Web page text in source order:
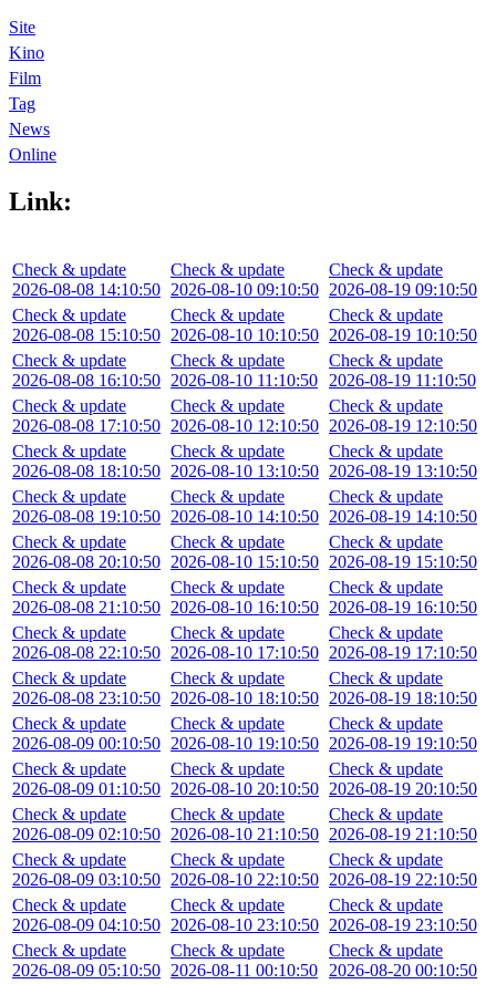
Site
Kino
Film
Tag
News
Online
Link:
Check & update
2026-08-08 14:10:50
Check & update
2026-08-08 15:10:50
Check & update
2026-08-08 16:10:50
Check & update
2026-08-08 17:10:50
Check & update
2026-08-08 18:10:50
Check & update
2026-08-08 19:10:50
Check & update
2026-08-08 20:10:50
Check & update
2026-08-08 21:10:50
Check & update
2026-08-08 22:10:50
Check & update
2026-08-08 23:10:50
Check & update
2026-08-09 00:10:50
Check & update
2026-08-09 01:10:50
Check & update
2026-08-09 02:10:50
Check & update
2026-08-09 03:10:50
Check & update
2026-08-09 04:10:50
Check & update
2026-08-09 05:10:50
Check & update
2026-08-10 09:10:50
Check & update
2026-08-10 10:10:50
Check & update
2026-08-10 11:10:50
Check & update
2026-08-10 12:10:50
Check & update
2026-08-10 13:10:50
Check & update
2026-08-10 14:10:50
Check & update
2026-08-10 15:10:50
Check & update
2026-08-10 16:10:50
Check & update
2026-08-10 17:10:50
Check & update
2026-08-10 18:10:50
Check & update
2026-08-10 19:10:50
Check & update
2026-08-10 20:10:50
Check & update
2026-08-10 21:10:50
Check & update
2026-08-10 22:10:50
Check & update
2026-08-10 23:10:50
Check & update
2026-08-11 00:10:50
Check & update
2026-08-19 09:10:50
Check & update
2026-08-19 10:10:50
Check & update
2026-08-19 11:10:50
Check & update
2026-08-19 12:10:50
Check & update
2026-08-19 13:10:50
Check & update
2026-08-19 14:10:50
Check & update
2026-08-19 15:10:50
Check & update
2026-08-19 16:10:50
Check & update
2026-08-19 17:10:50
Check & update
2026-08-19 18:10:50
Check & update
2026-08-19 19:10:50
Check & update
2026-08-19 20:10:50
Check & update
2026-08-19 21:10:50
Check & update
2026-08-19 22:10:50
Check & update
2026-08-19 23:10:50
Check & update
2026-08-20 00:10:50